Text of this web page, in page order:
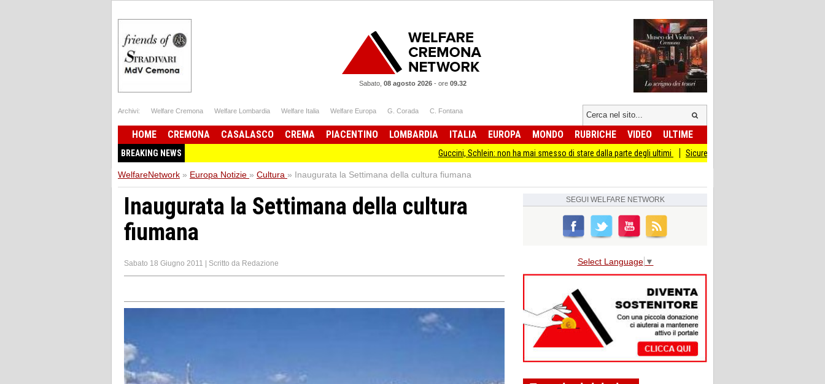
Sabato, 08 agosto 2026- ore 09.32
Archivi: Welfare Cremona Welfare Lombardia Welfare Italia Welfare Europa G. Corada C. Fontana
HOME CREMONA CASALASCO CREMA PIACENTINO LOMBARDIA ITALIA EUROPA MONDO RUBRICHE VIDEO ULTIME
BREAKING NEWS Guccini, Schlein: non ha mai smesso di stare dalla parte degli ultimi Sicurezza I Giovani Democratici ribattono ai Giovani di
WelfareNetwork » Europa Notizie » Cultura » Inaugurata la Settimana della cultura fiumana
Inaugurata la Settimana della cultura
fiumana
Sabato 18 Giugno 2011 | Scritto da Redazione
SEGUI WELFARE NETWORK
Select Language ▼